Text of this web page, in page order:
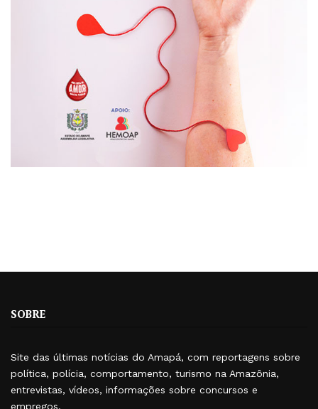
SOBRE
Site das últimas notícias do Amapá, com reportagens sobre
política, polícia, comportamento, turismo na Amazônia,
entrevistas, vídeos, informações sobre concursos e
empregos.